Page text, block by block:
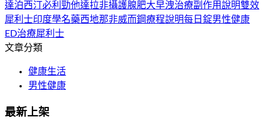
達泊西汀 必利勁他達拉非攝護腺肥大早洩治療副作用說明雙效
犀利士印度學名藥西地那非威而鋼療程說明每日錠男性健康
ED治療犀利士
文章分類
健康生活
男性健康
最新上架